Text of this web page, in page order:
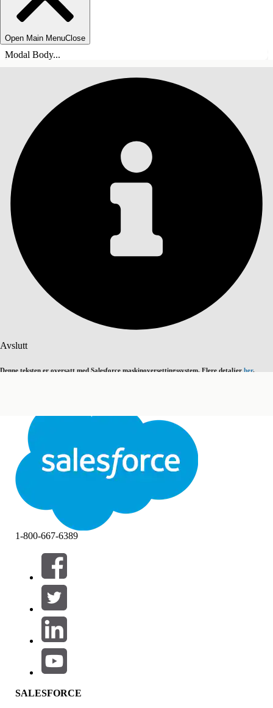
Open Main MenuClose
Modal Body...
Avslutt
Denne teksten er oversatt med Salesforce maskinoversettingssystem. Flere detaljer her.
Avslutt Avslutt
Vis innholdsfortegnelse
Filtre (0)
VELG FILTRE
Produktområde
Funksjonsinnvirkning
1-800-667-6389
SALESFORCE